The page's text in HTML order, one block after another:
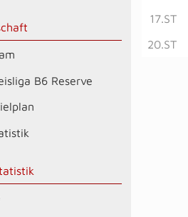
B6 Reserve
17.ST
20.ST